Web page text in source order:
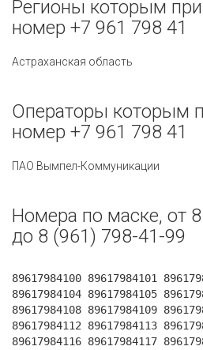
Регионы которым
номер +7 961 798 41
Астраханская область
Операторы которым
номер +7 961 798 41
ПАО Вымпел-Коммуникации
Номера по маске, от
до 8 (961) 798-41-99
89617984100 89617984101
89617984104 89617984105
89617984108 89617984109
89617984112 89617984113
89617984116 89617984117